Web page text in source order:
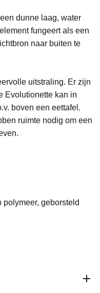
dunne laag, water
fungeert als een
naar buiten te
uitstraling. Er zijn
Evolutionette kan in
boven een eettafel.
ruimte nodig om een
geborsteld